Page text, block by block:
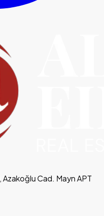
Azakoğlu Cad. Mayn APT